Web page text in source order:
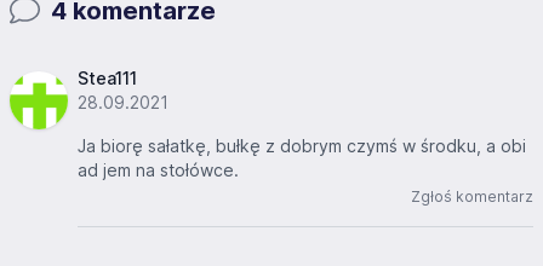
4 komentarze
Stea111
28.09.2021
Ja biorę sałatkę, bułkę z dobrym czymś w środku, a obi
ad jem na stołówce.
Zgłoś komentarz